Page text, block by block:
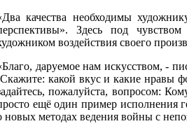
качества необходимы
Здесь под
воздействия своего
даруемое нам искусством, -
Скажите: какой вкус и какие нравы
пожалуйста, вопросом:
ещё один пример исполнения
новых методах ведения войны с